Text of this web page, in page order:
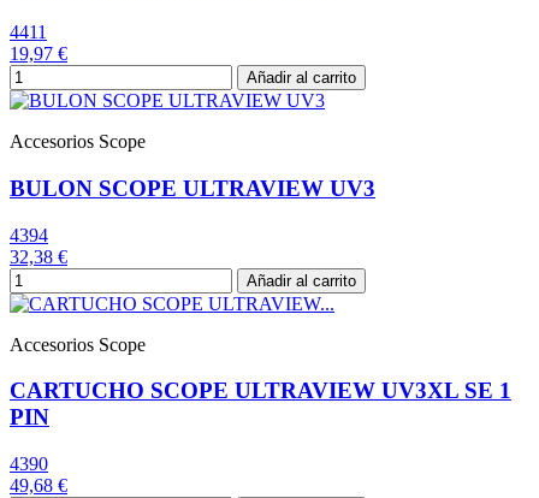
4411
19,97 €
Añadir al carrito
Accesorios Scope
BULON SCOPE ULTRAVIEW UV3
4394
32,38 €
Añadir al carrito
Accesorios Scope
CARTUCHO SCOPE ULTRAVIEW UV3XL SE 1
PIN
4390
49,68 €